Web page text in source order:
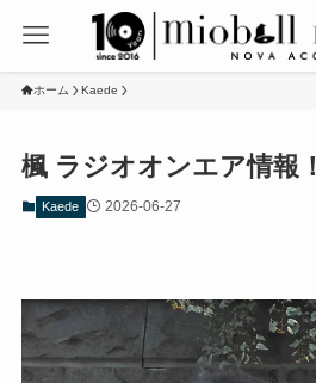
ホーム Kaede
楓 ラジオオンエア情報！
Kaede 2026-06-27